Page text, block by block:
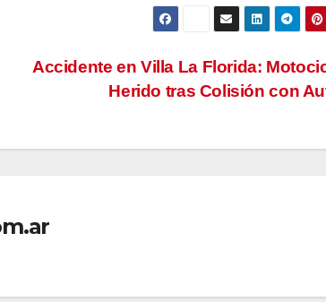
Accidente en Villa La Florida:
Herido tras Colisión con